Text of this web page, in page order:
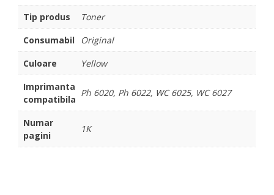
Tip produs
Toner
Consumabil
Original
Culoare
Yellow
Imprimanta
compatibila
Ph 6020, Ph 6022, WC 6025, WC 6027
Numar
pagini
1K